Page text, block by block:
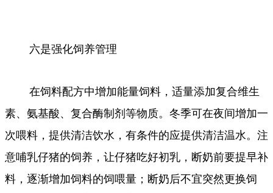
六是强化饲养管理
在饲料配方中增加能量饲料，适量添加复合维生
素、氨基酸、复合酶制剂等物质。冬季可在夜间增加一
次喂料，提供清洁饮水，有条件的应提供清洁温水。注
意哺乳仔猪的饲养，让仔猪吃好初乳，断奶前要提早补
料，逐渐增加饲料的饲喂量；断奶后不宜突然更换饲